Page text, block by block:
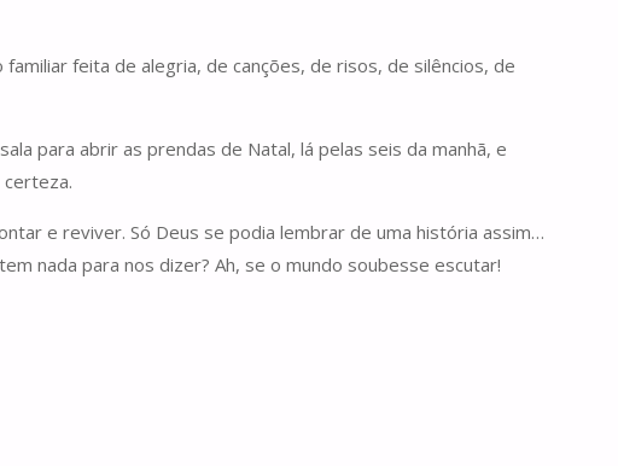
feita de alegria, de canções, de risos, de silêncios, de
para abrir as prendas de Natal, lá pelas seis da manhã, e
certeza.
e reviver. Só Deus se podia lembrar de uma história assim…
nada para nos dizer? Ah, se o mundo soubesse escutar!